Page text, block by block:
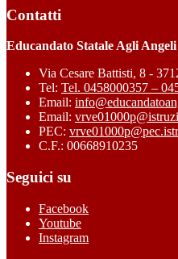
Contatti
Educandato Statale Agli
Via Cesare Battisti, 8 -
Tel: Tel. 0458000357 –
Email:
Email:
PEC:
C.F.: 00668910235
Seguici su
Facebook
Youtube
Instagram